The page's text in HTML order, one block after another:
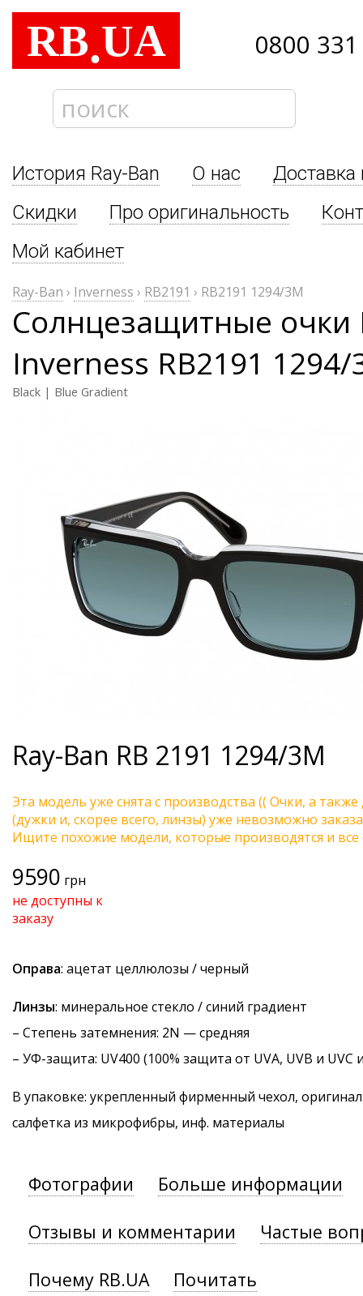
RB.UA 0800
История Ray-Ban О нас
Доставка
Скидки
Про оригинальность
Мой кабинет
Ray-Ban › Inverness › RB2191 › RB2191 1294/3M
Солнцезащитные очки
Inverness RB2191 1294/
Black | Blue Gradient
Ray-Ban RB 2191 1294/3M
Эта модель уже снята с производства (( Очки, а
(дужки и, скорее всего, линзы) уже невозможно
Ищите похожие модели, которые производятся и
9590 грн
не доступны к
заказу
Оправа: ацетат целлюлозы / черный
Линзы: минеральное стекло / синий градиент
– Степень затемнения: 2N — средняя
– УФ-защита: UV400 (100% защита от UVA, UVB и UVC
В упаковке: укрепленный фирменный чехол,
салфетка из микрофибры, инф. материалы
Фотографии Больше информации
Отзывы и комментарии Частые
Почему RB.UA Почитать